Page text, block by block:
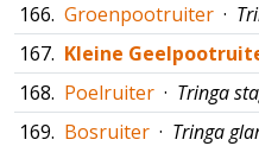
166. Groenpootruiter ·
167. Kleine
168. Poelruiter · Tringa
169. Bosruiter · Tringa